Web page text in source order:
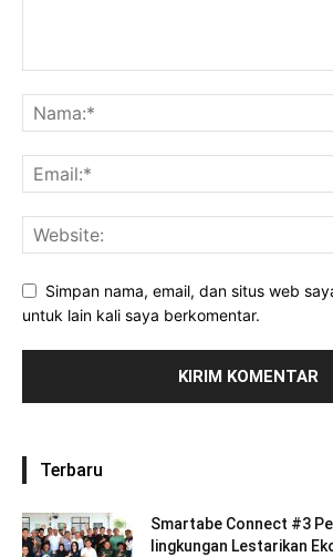
Simpan nama, email, dan situs web
untuk lain kali saya berkomentar.
Terbaru
Smartabe Connect #3
lingkungan Lestarikan